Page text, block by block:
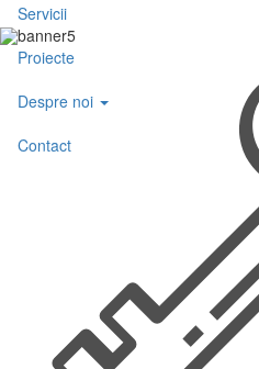
Servicii
Proiecte
Despre noi
Contact